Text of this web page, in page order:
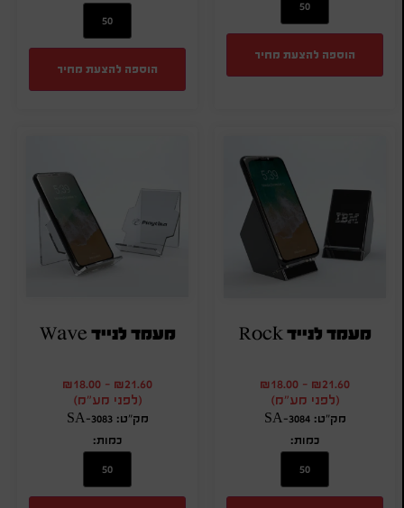
הוספה להצעת מחיר
הוספה להצעת מחיר
מעמד לנייד Rock
₪21.60
-
₪18.00
(לפני מע"מ)
מק"ט: SA-3084
כמות:
מעמד לנייד Wave
₪21.60
-
₪18.00
(לפני מע"מ)
מק"ט: SA-3083
כמות: